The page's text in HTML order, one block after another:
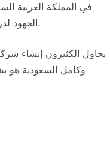
في المملكة العربية
الجهود لدراستها ويمكن للطلاب السعوديين متابعة تعلم القانون بعد الانتهاء من امتحاناتهم الثانوية العليا.
يحاول الكثيرون إنشاء
وكامل السعودية هو